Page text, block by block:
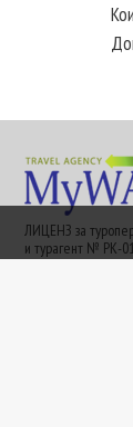
ЛИЦЕНЗ за
и турагент № РК-